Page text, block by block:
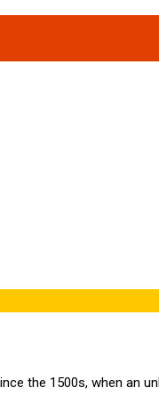
the 1500s, when an